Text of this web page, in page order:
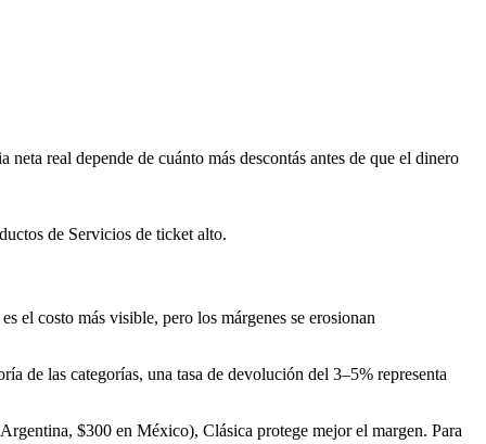
neta real depende de cuánto más descontás antes de que el dinero
de Servicios de ticket alto.
el costo más visible, pero los márgenes se erosionan
de las categorías, una tasa de devolución del 3–5% representa
$300 en México), Clásica protege mejor el margen. Para